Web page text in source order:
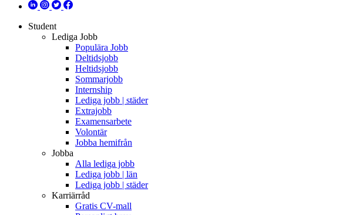
Student
Lediga Jobb
Populära Jobb
Deltidsjobb
Heltidsjobb
Sommarjobb
Internship
Lediga jobb | städer
Extrajobb
Examensarbete
Volontär
Jobba hemifrån
Jobba
Alla lediga jobb
Lediga jobb | län
Lediga jobb | städer
Karriärråd
Gratis CV-mall